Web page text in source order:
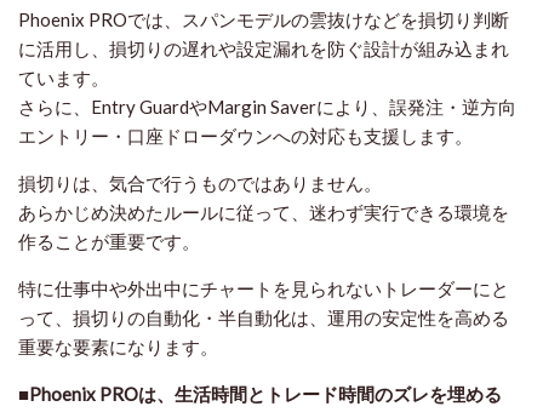
Phoenix PROでは、スパンモデルの雲抜けなどを損切り判断
に活用し、損切りの遅れや設定漏れを防ぐ設計が組み込まれ
ています。
さらに、Entry GuardやMargin Saverにより、誤発注・逆方向
エントリー・口座ドローダウンへの対応も支援します。
損切りは、気合で行うものではありません。
あらかじめ決めたルールに従って、迷わず実行できる環境を
作ることが重要です。
特に仕事中や外出中にチャートを見られないトレーダーにと
って、損切りの自動化・半自動化は、運用の安定性を高める
重要な要素になります。
■Phoenix PROは、生活時間とトレード時間のズレを埋める